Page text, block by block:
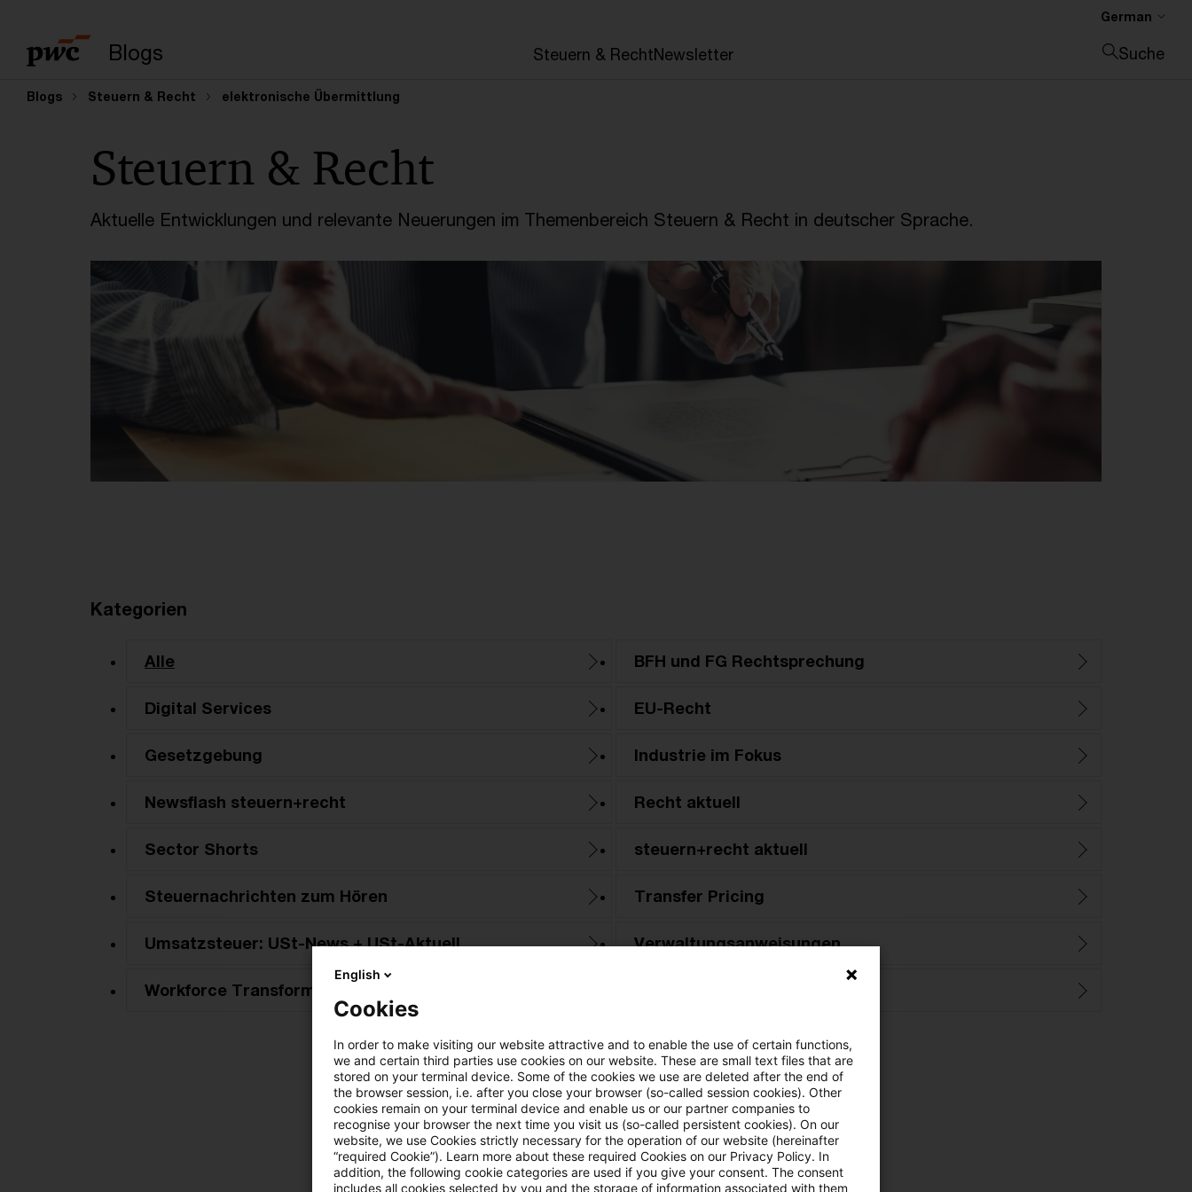
Blogs Steuern & RechtNewsletter
German
Suche
Blogs Steuern & Recht elektronische Übermittlung
Steuern & Recht
Aktuelle Entwicklungen und relevante Neuerungen im Themenbereich Steuern & Recht in deutscher Sprache.
Kategorien
Alle BFH und FG Rechtsprechung
Digital Services EU-Recht
Gesetzgebung Industrie im Fokus
Newsflash steuern+recht Recht aktuell
Sector Shorts steuern+recht aktuell
Steuernachrichten zum Hören Transfer Pricing
Umsatzsteuer: USt-News + USt-Aktuell Verwaltungsanweisungen
Workforce Transformation News
English
Cookies
In order to make visiting our website attractive and to enable the use of certain functions,
we and certain third parties use cookies on our website. These are small text files that are
stored on your terminal device. Some of the cookies we use are deleted after the end of
the browser session, i.e. after you close your browser (so-called session cookies). Other
cookies remain on your terminal device and enable us or our partner companies to
recognise your browser the next time you visit us (so-called persistent cookies). On our
website, we use Cookies strictly necessary for the operation of our website (hereinafter
“required Cookie”). Learn more about these required Cookies on our Privacy Policy. In
addition, the following cookie categories are used if you give your consent. The consent
includes all cookies selected by you and the storage of information associated with them